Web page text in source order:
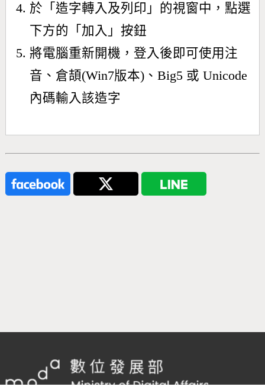
於「造字轉入及列印」的視窗中，點選
下方的「加入」按鈕
將電腦重新開機，登入後即可使用注
音、倉頡(Win7版本)、Big5 或 Unicode
內碼輸入該造字